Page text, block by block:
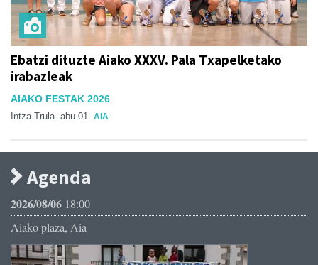
Ebatzi dituzte Aiako XXXV. Pala Txapelketako
irabazleak
AIAKO FESTAK 2026
Intza Trula abu 01 AIA
Agenda
2026/08/06 18:00
Aiako plaza, Aia